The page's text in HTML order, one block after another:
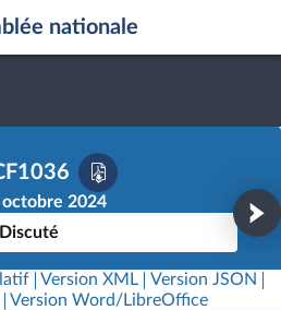
nationale
2024
Discuté
Version XML
Version JSON
Version Word/LibreOffice